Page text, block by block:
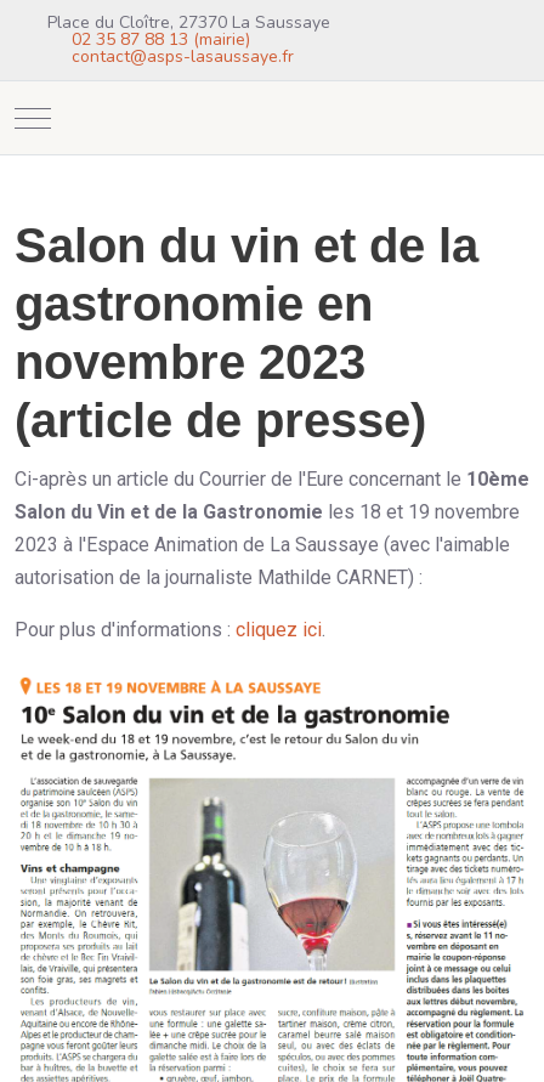
Place du Cloître, 27370 La Saussaye
02 35 87 88 13 (mairie)
contact@asps-lasaussaye.fr
Mobile Menu Toggle
Salon du vin et de la
gastronomie en
novembre 2023
(article de presse)
Ci-après un article du Courrier de l'Eure concernant le 10ème
Salon du Vin et de la Gastronomie les 18 et 19 novembre
2023 à l'Espace Animation de La Saussaye (avec l'aimable
autorisation de la journaliste Mathilde CARNET) :
Pour plus d'informations : cliquez ici.